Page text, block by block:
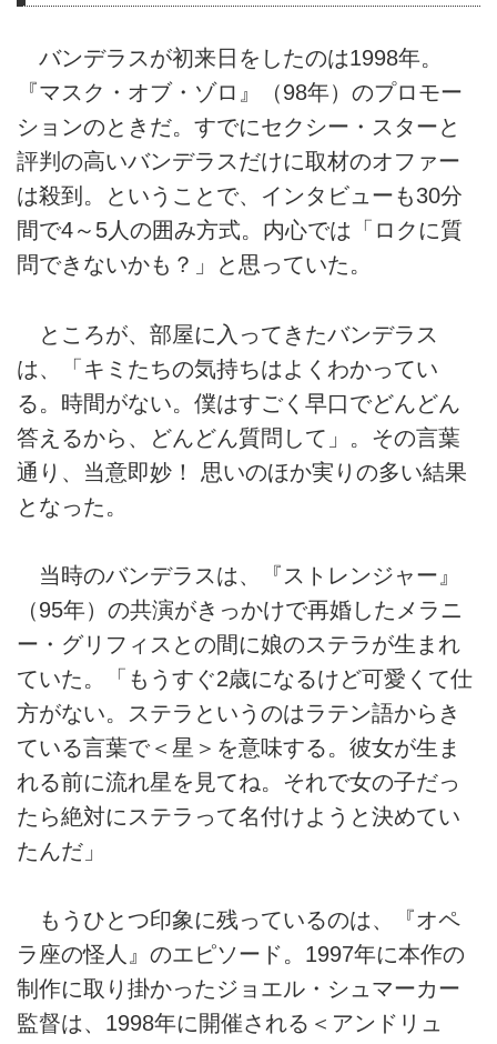
バンデラスが初来日をしたのは1998年。
『マスク・オブ・ゾロ』（98年）のプロモー
ションのときだ。すでにセクシー・スターと
評判の高いバンデラスだけに取材のオファー
は殺到。ということで、インタビューも30分
間で4～5人の囲み方式。内心では「ロクに質
問できないかも？」と思っていた。
ところが、部屋に入ってきたバンデラス
は、「キミたちの気持ちはよくわかってい
る。時間がない。僕はすごく早口でどんどん
答えるから、どんどん質問して」。その言葉
通り、当意即妙！ 思いのほか実りの多い結果
となった。
当時のバンデラスは、『ストレンジャー』
（95年）の共演がきっかけで再婚したメラニ
ー・グリフィスとの間に娘のステラが生まれ
ていた。「もうすぐ2歳になるけど可愛くて仕
方がない。ステラというのはラテン語からき
ている言葉で＜星＞を意味する。彼女が生ま
れる前に流れ星を見てね。それで女の子だっ
たら絶対にステラって名付けようと決めてい
たんだ」
もうひとつ印象に残っているのは、『オペ
ラ座の怪人』のエピソード。1997年に本作の
制作に取り掛かったジョエル・シュマーカー
監督は、1998年に開催される＜アンドリュ